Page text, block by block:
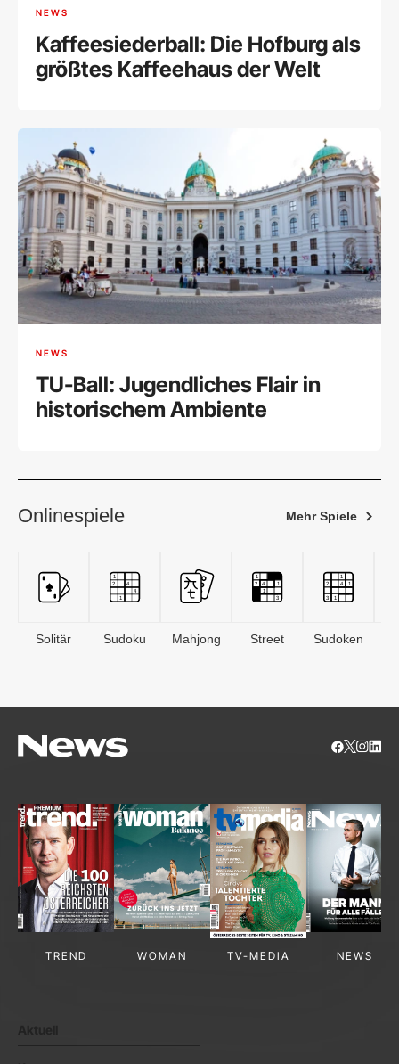
NEWS
Kaffeesiederball: Die Hofburg als
größtes Kaffeehaus der Welt
NEWS
TU-Ball: Jugendliches Flair in
historischem Ambiente
Onlinespiele Mehr Spiele
Solitär Sudoku Mahjong Street Sudoken
TREND WOMAN TV-MEDIA NEWS